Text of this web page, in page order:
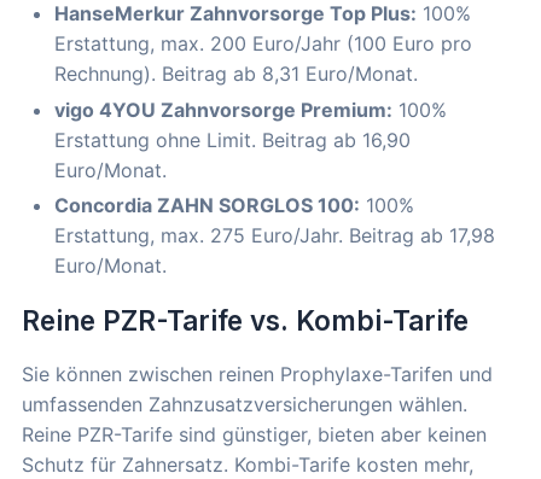
HanseMerkur Zahnvorsorge Top Plus: 100%
Erstattung, max. 200 Euro/Jahr (100 Euro pro
Rechnung). Beitrag ab 8,31 Euro/Monat.
vigo 4YOU Zahnvorsorge Premium: 100%
Erstattung ohne Limit. Beitrag ab 16,90
Euro/Monat.
Concordia ZAHN SORGLOS 100: 100%
Erstattung, max. 275 Euro/Jahr. Beitrag ab 17,98
Euro/Monat.
Reine PZR-Tarife vs. Kombi-Tarife
Sie können zwischen reinen Prophylaxe-Tarifen und
umfassenden Zahnzusatzversicherungen wählen.
Reine PZR-Tarife sind günstiger, bieten aber keinen
Schutz für Zahnersatz. Kombi-Tarife kosten mehr,